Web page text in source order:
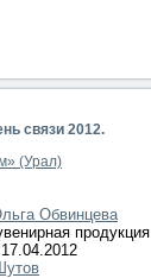
связи 2012.
(Урал)
Обвинцева
продукция